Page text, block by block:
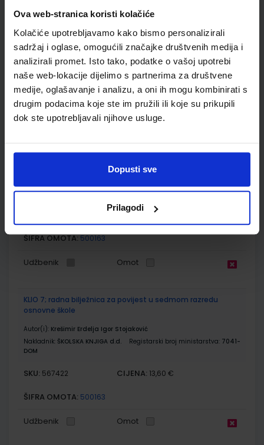
Ova web-stranica koristi kolačiće
Kolačiće upotrebljavamo kako bismo personalizirali
sadržaj i oglase, omogućili značajke društvenih medija i
analizirali promet. Isto tako, podatke o vašoj upotrebi
naše web-lokacije dijelimo s partnerima za društvene
medije, oglašavanje i analizu, a oni ih mogu kombinirati s
drugim podacima koje ste im pružili ili koje su prikupili
dok ste upotrebljavali njihove usluge.
Dopusti sve
Prilagodi
Nakladnik:ŠKOLSKA KNJIGA d.d.
Registarski broj ministarstva:
7624-DOM
SKU:569106 CIJENA:13,60 €
ŠIFRA OMOTA: 500175
Udžbenik
KLIO 7; udžbenik za povijest s dodatnim digitalnim
Nakladnik:ŠKOLSKA KNJIGA d.d. Registarski broj ministarstva:7041
CIJENA: 11,85 €
ŠIFRA OMOTA:500163
Udžbenik Omot
KLIO 7; radna bilježnica za povijest u sedmom razredu
osnovne škole
Autor(i): Krešimir Erdelja Igor Stojaković
Nakladnik: ŠKOLSKA KNJIGA d.d. Registarski broj ministarstva: 7041-
DOM
SKU: 567422 CIJENA: 13,60 €
ŠIFRA OMOTA: 500163
Udžbenik Omot